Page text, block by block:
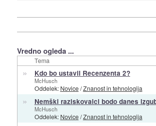
Vredno ogleda ...
Tema
» Kdo bo ustavil Recenzenta 2?
McHusch
Oddelek: Novice/Znanost in tehnologija
» Nemški raziskovalci bodo danes
McHusch
Oddelek: Novice/Znanost in tehnologija